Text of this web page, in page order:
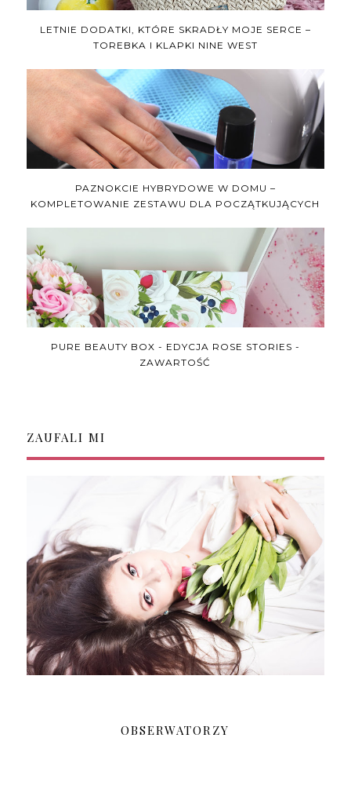
LETNIE DODATKI, KTÓRE SKRADŁY MOJE SERCE –
TOREBKA I KLAPKI NINE WEST
PAZNOKCIE HYBRYDOWE W DOMU –
KOMPLETOWANIE ZESTAWU DLA POCZĄTKUJĄCYCH
PURE BEAUTY BOX - EDYCJA ROSE STORIES -
ZAWARTOŚĆ
ZAUFALI MI
OBSERWATORZY